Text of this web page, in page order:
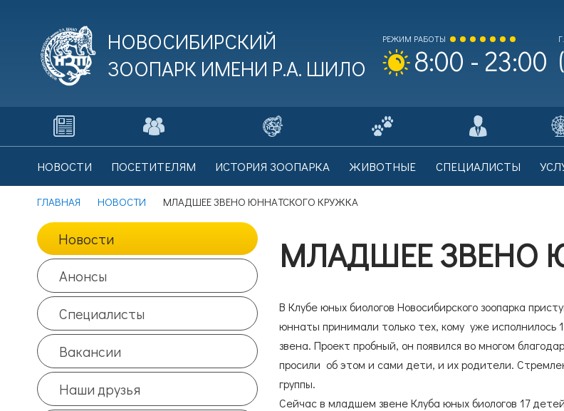
НОВОСИБИРСКИЙ
ЗООПАРК ИМЕНИ Р.А. ШИЛО
РЕЖИМ РАБОТЫ
8:00 - 23:00
Входной билет Взрослый 0
Цена билета: 700 рублей.
Входной билет Льготный 0
Цена билета: 350 рублей.
Согласие на обработкуперсональных данных
Согласие справилами поведения в зоопарке
Согласие справилами покупки электронных
НОВОСТИ ПОСЕТИТЕЛЯМ ИСТОРИЯ ЗООПАРКА ЖИВОТНЫЕ СПЕЦИАЛИСТЫ
ГЛАВНАЯ НОВОСТИ МЛАДШЕЕ ЗВЕНО ЮННАТСКОГО КРУЖКА
Новости
Анонсы
Специалисты
Вакансии
Наши друзья
МЛАДШЕЕ ЗВЕНО
В Клубе юных биологов Новосибирского зоопарка
юннаты принимали только тех, кому уже исполнилось
звена. Проект пробный, он появился во многом
просили об этом и сами дети, и их родители.
группы.
Сейчас в младшем звене Клуба юных биологов 17